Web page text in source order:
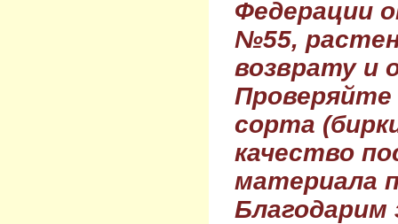
Федерации
№55,
возврату и
Проверяйте
сорта
качество
материала
Благодарим